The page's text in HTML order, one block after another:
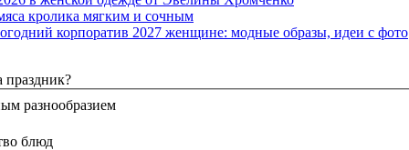
кролика мягким и сочным
корпоратив 2027 женщине: модные образы, идеи с фото
праздник?
разнообразием
блюд